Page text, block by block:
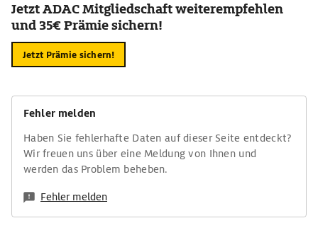
Jetzt ADAC Mitgliedschaft weiterempfehlen
und 35€ Prämie sichern!
Jetzt Prämie sichern!
Fehler melden
Haben Sie fehlerhafte Daten auf dieser Seite entdeckt?
Wir freuen uns über eine Meldung von Ihnen und
werden das Problem beheben.
Fehler melden